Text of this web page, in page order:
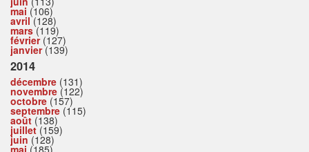
mai (106)
avril(128)
mars(119)
février(127)
janvier(139)
2014
décembre (131)
novembre (122)
octobre (157)
septembre (115)
août (138)
juillet(159)
juin (128)
mai (185)